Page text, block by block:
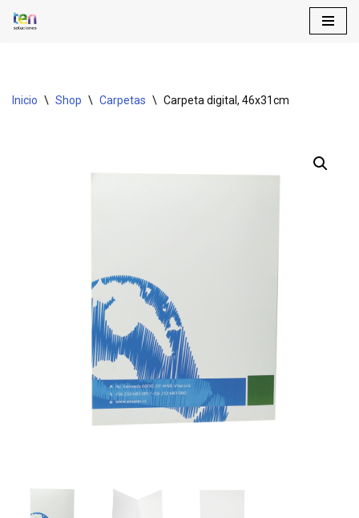
Inicio \ Shop \ Carpetas \ Carpeta digital, 46x31cm